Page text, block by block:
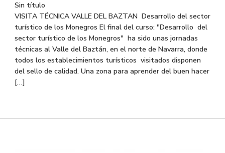
Sin título
VISITA TÉCNICA VALLE DEL BAZTAN Desarrollo del sector
turístico de los Monegros El final del curso: "Desarrollo del
sector turístico de los Monegros" ha sido unas jornadas
técnicas al Valle del Baztán, en el norte de Navarra, donde
todos los establecimientos turísticos visitados disponen
del sello de calidad. Una zona para aprender del buen hacer
[…]